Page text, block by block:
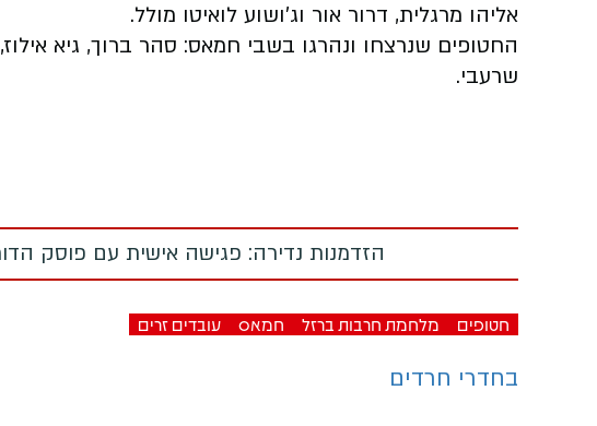
אליהו מרגלית, דרור אור וג'ושוע לואיטו מולל.
החטופים שנרצחו ונהרגו בשבי חמאס: סהר ברוך, גיא אילוז,
שרעבי.
הזדמנות נדירה: פגישה אישית עם פוסק
חטופים מלחמת חרבות ברזל חמאס עובדים זרים
בחדרי חרדים